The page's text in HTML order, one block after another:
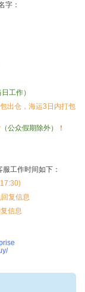
字：
工作）
出仓，海运3日内打包
（公众假期除外） ！
工作时间如下：
复信息
信息